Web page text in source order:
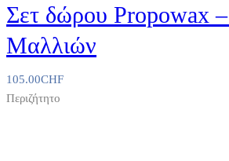
Σετ δώρου Propowax
Μαλλιών
105.00CHF
Περιζήτητο